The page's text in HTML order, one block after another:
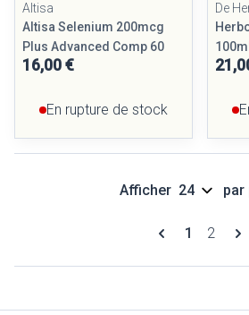
Altisa
Altisa Selenium 200mcg
Plus Advanced Comp 60
16,00 €
En rupture de stock
De
Pages
Vous
1 Page
2
Afficher par